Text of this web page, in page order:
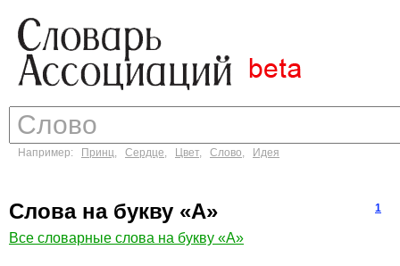
Например: Принц, Сердце, Цвет, Слово, Идея
Слова на букву «А» 1
Все словарные слова на букву «А»